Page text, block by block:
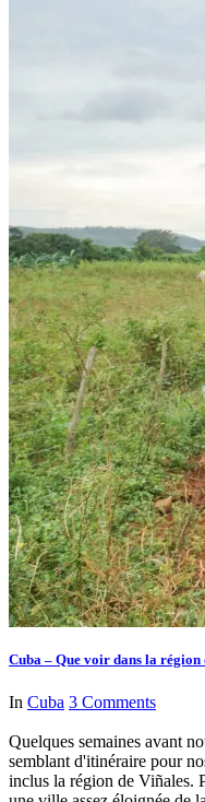
Cuba – Que voir dans la région
In Cuba 3 Comments
Quelques semaines avant
semblant d'itinéraire pour
inclus la région de Viñales.